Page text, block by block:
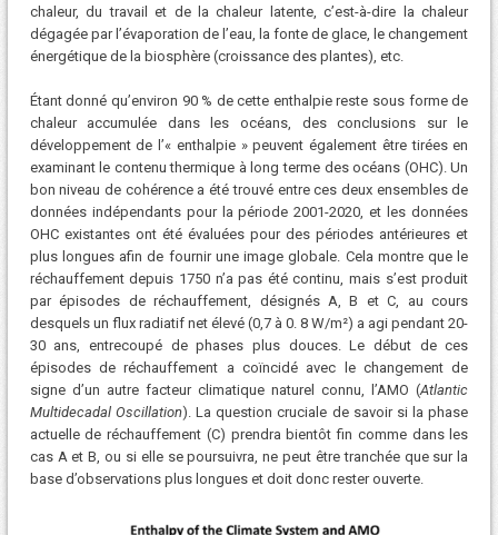
chaleur, du travail et de la chaleur latente, c’est-à-dire la chaleur
dégagée par l’évaporation de l’eau, la fonte de glace, le changement
énergétique de la biosphère (croissance des plantes), etc.
Étant donné qu’environ 90 % de cette enthalpie reste sous forme de
chaleur accumulée dans les océans, des conclusions sur le
développement de l’« enthalpie » peuvent également être tirées en
examinant le contenu thermique à long terme des océans (OHC). Un
bon niveau de cohérence a été trouvé entre ces deux ensembles de
données indépendants pour la période 2001-2020, et les données
OHC existantes ont été évaluées pour des périodes antérieures et
plus longues afin de fournir une image globale. Cela montre que le
réchauffement depuis 1750 n’a pas été continu, mais s’est produit
par épisodes de réchauffement, désignés A, B et C, au cours
desquels un flux radiatif net élevé (0,7 à 0. 8 W/m²) a agi pendant 20-
30 ans, entrecoupé de phases plus douces. Le début de ces
épisodes de réchauffement a coïncidé avec le changement de
signe d’un autre facteur climatique naturel connu, l’AMO (Atlantic
Multidecadal Oscillation). La question cruciale de savoir si la phase
actuelle de réchauffement (C) prendra bientôt fin comme dans les
cas A et B, ou si elle se poursuivra, ne peut être tranchée que sur la
base d’observations plus longues et doit donc rester ouverte.